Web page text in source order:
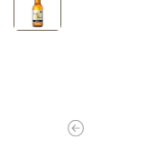
Previous